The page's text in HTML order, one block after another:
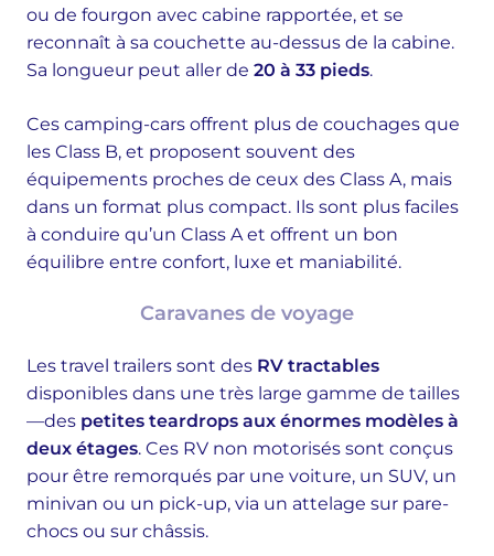
ou de fourgon avec cabine rapportée, et se
reconnaît à sa couchette au-dessus de la cabine.
Sa longueur peut aller de 20 à 33 pieds.
Ces camping-cars offrent plus de couchages que
les Class B, et proposent souvent des
équipements proches de ceux des Class A, mais
dans un format plus compact. Ils sont plus faciles
à conduire qu’un Class A et offrent un bon
équilibre entre confort, luxe et maniabilité.
Caravanes de voyage
Les travel trailers sont des RV tractables
disponibles dans une très large gamme de tailles
—des petites teardrops aux énormes modèles à
deux étages. Ces RV non motorisés sont conçus
pour être remorqués par une voiture, un SUV, un
minivan ou un pick-up, via un attelage sur pare-
chocs ou sur châssis.